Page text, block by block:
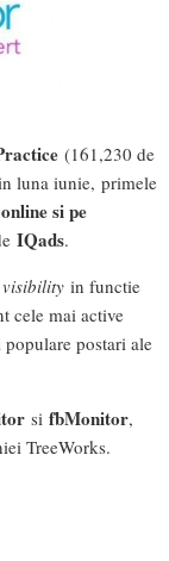
(161,230 de
luna iunie, primele
si pe
IQads.
in functie
cele mai active
postari ale
si fbMonitor,
TreeWorks.